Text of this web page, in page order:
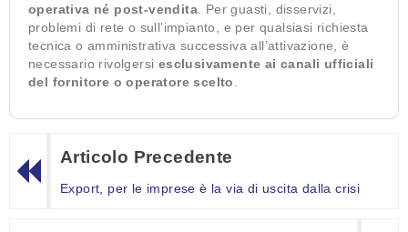
operativa né post-vendita . Per guasti, disservizi,
problemi di rete o sull’impianto, e per qualsiasi richiesta
tecnica o amministrativa successiva all’attivazione, è
necessario rivolgersi esclusivamente ai canali ufficiali
del fornitore o operatore scelto
Articolo Precedente
Export, per le imprese è la via di uscita dalla crisi